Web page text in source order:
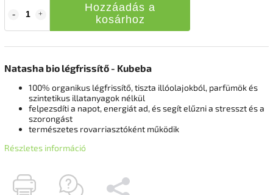
Hozzáadás a
kosárhoz
Natasha bio légfrissítő - Kubeba
100% organikus légfrissítő, tiszta illóolajokból, parfümök és
szintetikus illatanyagok nélkül
felpezsdíti a napot, energiát ad, és segít elűzni a stresszt és a
szorongást
természetes rovarriasztóként működik
Részletes információ